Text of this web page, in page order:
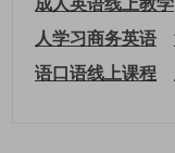
人学习商务英语
语口语线上课程